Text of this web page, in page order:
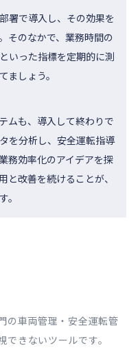
署で導入し、その効果を
そのなかで、業務時間の
いった指標を定期的に測
ましょう。
ムも、導入して終わりで
を分析し、安全運転指導
務効率化のアイデアを探
と改善を続けることが、
。
の車両管理・安全運転管
きないツールです。